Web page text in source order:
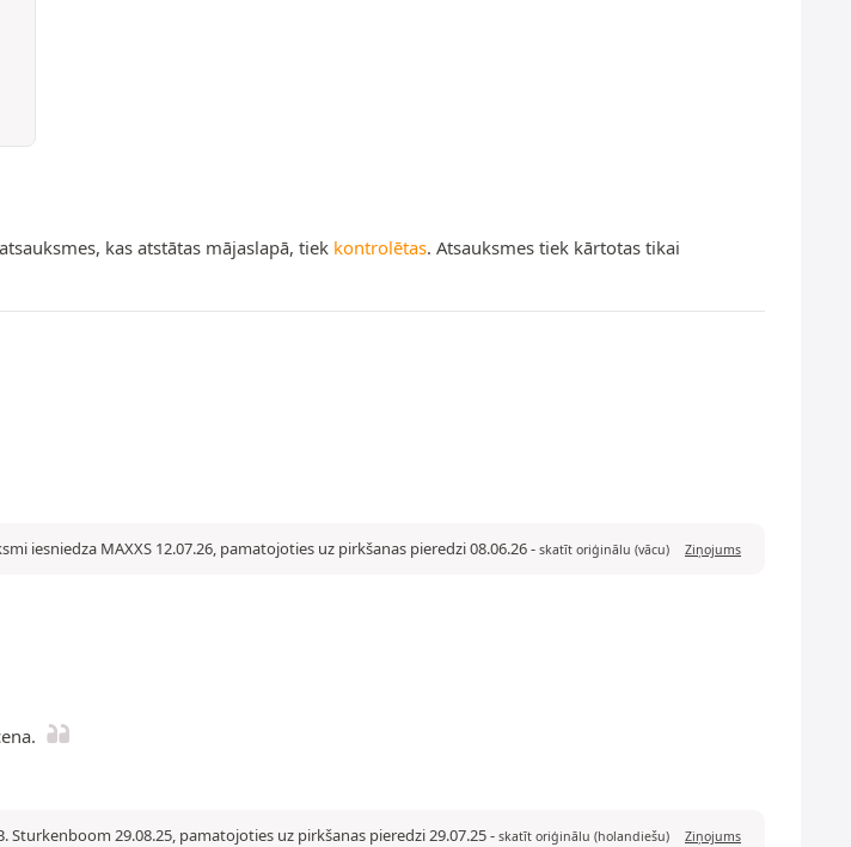
kas atstātas mājaslapā, tiek kontrolētas. Atsauksmes tiek kārtotas tikai
iesniedza MAXXS 12.07.26, pamatojoties uz pirkšanas pieredzi 08.06.26- skatīt oriģinālu (vācu) Ziņojums
Sturkenboom 29.08.25, pamatojoties uz pirkšanas pieredzi 29.07.25- skatīt oriģinālu (holandiešu) Ziņojums